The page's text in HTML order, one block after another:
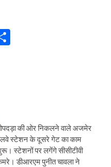
की ओर निकलने वाले अजमेर
स्टेशन के दूसरे गेट का काम
स्टेशनों पर लगेंगे सीसीटीवी
डीआरएम पुनीत चावला ने